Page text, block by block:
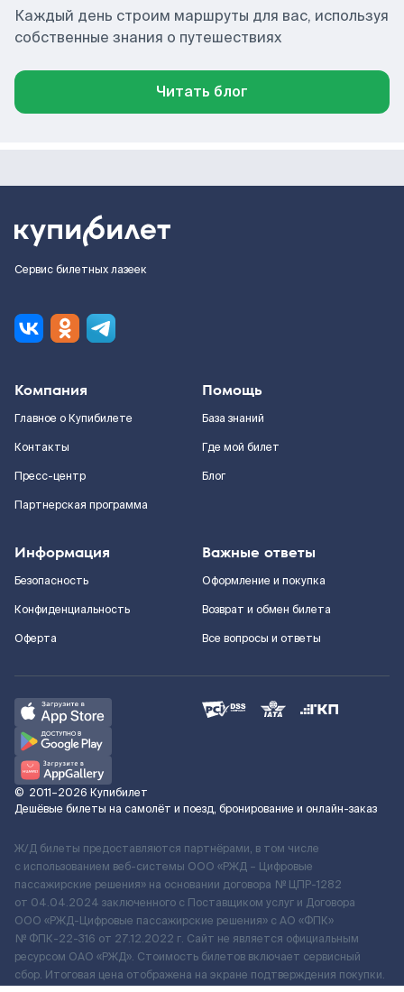
Каждый день строим маршруты для вас, используя
собственные знания о путешествиях
Читать блог
Сервис билетных лазеек
Компания
Главное о Купибилете
Контакты
Пресс-центр
Партнерская программа
Помощь
База знаний
Где мой билет
Блог
Информация
Безопасность
Конфиденциальность
Оферта
Важные ответы
Оформление и покупка
Возврат и обмен билета
Все вопросы и ответы
© 2011–2026 Купибилет
Дешёвые билеты на самолёт и поезд, бронирование и онлайн-заказ
Ж/Д билеты предоставляются партнёрами, в том числе
с использованием веб-системы ООО «РЖД – Цифровые
пассажирские решения» на основании договора № ЦПР-1282
от 04.04.2024 заключенного с Поставщиком услуг и Договора
ООО «РЖД-Цифровые пассажирские решения» c АО «ФПК»
№ ФПК-22-316 от 27.12.2022 г. Сайт не является официальным
ресурсом ОАО «РЖД». Стоимость билетов включает сервисный
сбор. Итоговая цена отображена на экране подтверждения покупки.